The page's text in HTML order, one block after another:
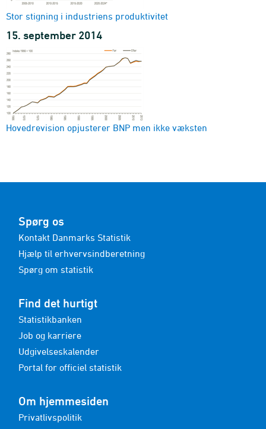
Stor stigning i industriens produktivitet
15. september 2014
Hovedrevision opjusterer BNP men ikke væksten
Spørg os
Kontakt Danmarks Statistik
Hjælp til erhvervsindberetning
Spørg om statistik
Find det hurtigt
Statistikbanken
Job og karriere
Udgivelseskalender
Portal for officiel statistik
Om hjemmesiden
Privatlivspolitik